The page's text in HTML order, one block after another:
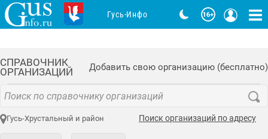
СПРАВОЧНИК
ОРГАНИЗАЦИЙ
Добавить свою организацию (бесплатно)
Гусь-Хрустальный и район Поиск организаций по адресу
Гусь-Инфо